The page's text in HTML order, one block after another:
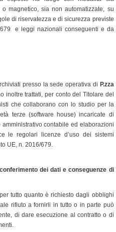
magnetico, sia non automatizzate, su
di riservatezza e di sicurezza previste
e leggi nazionali conseguenti e da
presso la sede operativa di P.zza
inoltre trattati, per conto del Titolare del
che collaborano con lo studio per la
terze (software house) incaricate di
contabile ed elaborazioni
le regolari licenze d’uso dei sistemi
UE, n. 2016/679.
dei dati e conseguenze di
tutto quanto è richiesto dagli obblighi
rifiuto a fornirli in tutto o in parte può
di dare esecuzione al contratto o di